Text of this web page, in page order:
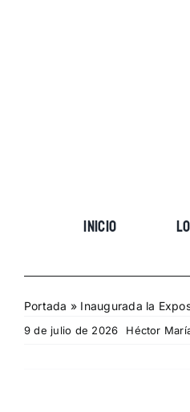
INICIO
Portada » Inaugurada la
9 de julio de 2026 Héctor